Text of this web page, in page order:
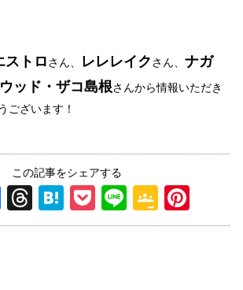
ストロさん、 レレレイクさん、ナガ
ッド・ザコ島根さんから情報いただき
ございます！
この記事をシェアする
F
a
T
hr
H
at
P
o
Li
n
G
o nt